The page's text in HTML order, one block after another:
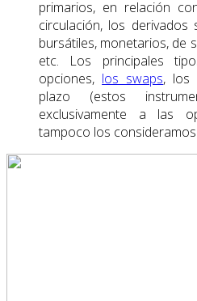
primarios, en relación
circulación, los derivados
bursátiles, monetarios, de
etc. Los principales
opciones, los swaps, los
plazo (estos
exclusivamente a las
tampoco los